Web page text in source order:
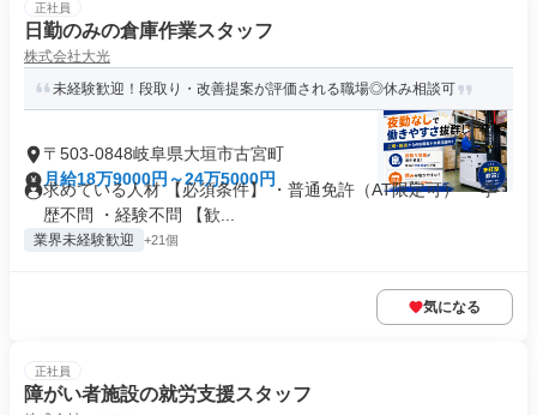
正社員
日勤のみの倉庫作業スタッフ
株式会社大光
未経験歓迎！段取り・改善提案が評価される職場◎休み相談可
〒503-0848岐阜県大垣市古宮町
月給18万9000円～24万5000円
求めている人材 【必須条件】 ・普通免許（AT限定可） ・学
歴不問 ・経験不問 【歓...
業界未経験歓迎 +21個
気になる
正社員
障がい者施設の就労支援スタッフ